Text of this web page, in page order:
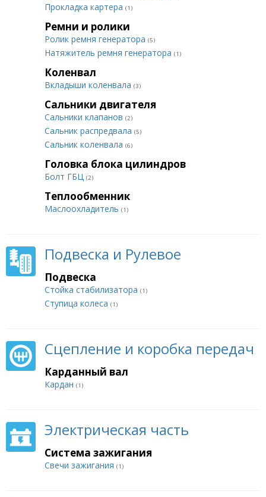
Прокладка картера (1)
Ремни и ролики
Ролик ремня генератора (5)
Натяжитель ремня генератора (1)
Коленвал
Вкладыши коленвала (3)
Сальники двигателя
Сальники клапанов (2)
Сальник распредвала (5)
Сальник коленвала (6)
Головка блока цилиндров
Болт ГБЦ (2)
Теплообменник
Маслоохладитель (1)
Подвеска и Рулевое
Подвеска
Стойка стабилизатора (1)
Ступица колеса (1)
Сцепление и коробка передач
Карданный вал
Кардан (1)
Электрическая часть
Система зажигания
Свечи зажигания (1)